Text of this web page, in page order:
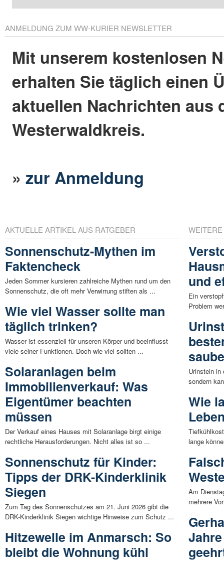
ANMELDUNG ZUM WW-KURIER NEWSLETTER
Mit unserem kostenlosen
erhalten Sie täglich einen
aktuellen Nachrichten aus
Westerwaldkreis.
»zur Anmeldung
AKTUELLE ARTIKEL AUS RATGEBER
Sonnenschutz-Mythen im
Faktencheck
Jeden Sommer kursieren zahlreiche Mythen rund um den
Sonnenschutz, die oft mehr Verwirrung stiften als ...
Wie viel Wasser sollte man
täglich trinken?
Wasser ist essenziell für unseren Körper und beeinflusst
viele seiner Funktionen. Doch wie viel sollten ...
Solaranlagen beim
Immobilienverkauf: Was
Eigentümer beachten
müssen
Der Verkauf eines Hauses mit Solaranlage birgt einige
rechtliche Herausforderungen. Nicht alles ist so ...
Sonnenschutz für Kinder:
Tipps der DRK-Kinderklinik
Siegen
Zum Tag des Sonnenschutzes am 21. Juni 2026 gibt die
DRK-Kinderklinik Siegen wichtige Hinweise zum Schutz ...
Hitzewelle im Anmarsch: So
bleibt die Wohnung kühl
und
Ein
Problem
Urinstein in
sondern
Wie
lange
Am
mehrere